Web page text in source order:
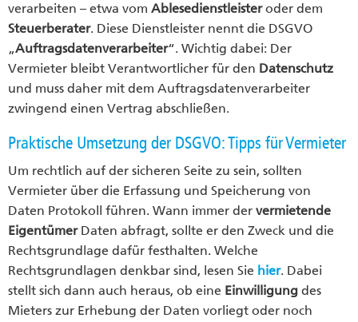
verarbeiten – etwa vom Ablesedienstleisteroder dem
Steuerberater. Diese Dienstleister nennt die DSGVO
„Auftragsdatenverarbeiter“. Wichtig dabei: Der
Vermieter bleibt Verantwortlicher für den Datenschutz
und muss daher mit dem Auftragsdatenverarbeiter
zwingend einen Vertrag abschließen.
Praktische Umsetzung der DSGVO: Tipps für Vermieter
Um rechtlich auf der sicheren Seite zu sein, sollten
Vermieter über die Erfassung und Speicherung von
Daten Protokoll führen. Wann immer der vermietende
EigentümerDaten abfragt, sollte er den Zweck und die
Rechtsgrundlage dafür festhalten. Welche
Rechtsgrundlagen denkbar sind, lesen Sie hier. Dabei
stellt sich dann auch heraus, ob eine Einwilligung des
Mieters zur Erhebung der Daten vorliegt oder noch